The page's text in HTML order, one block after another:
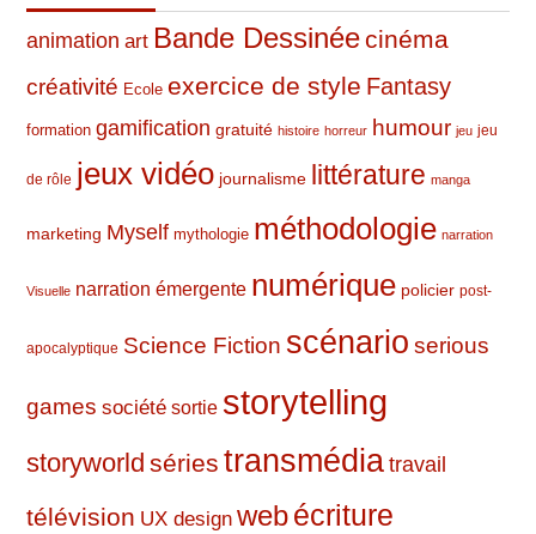
animation art Bande Dessinéecinéma
créativité Ecole exercice de style Fantasy
formation gamification gratuité histoire horreur humour jeu jeu
de rôle jeux vidéo journalisme littérature manga
marketing Myself mythologie méthodologie narration
Visuelle narration émergente numérique policier post-
apocalyptique Science Fiction scénario serious
games société sortie storytelling
storyworld séries transmédia travail
télévision UX design webécriture